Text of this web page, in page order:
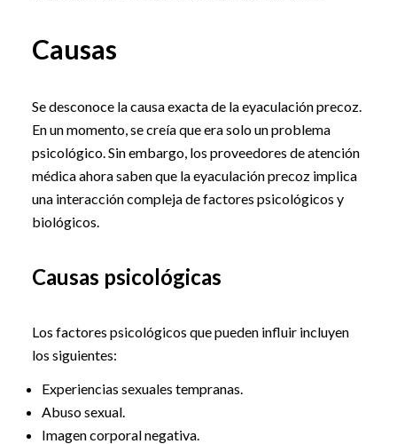
Causas
Se desconoce la causa exacta de la eyaculación precoz.
En un momento, se creía que era solo un problema
psicológico. Sin embargo, los proveedores de atención
médica ahora saben que la eyaculación precoz implica
una interacción compleja de factores psicológicos y
biológicos.
Causas psicológicas
Los factores psicológicos que pueden influir incluyen
los siguientes:
Experiencias sexuales tempranas.
Abuso sexual.
Imagen corporal negativa.